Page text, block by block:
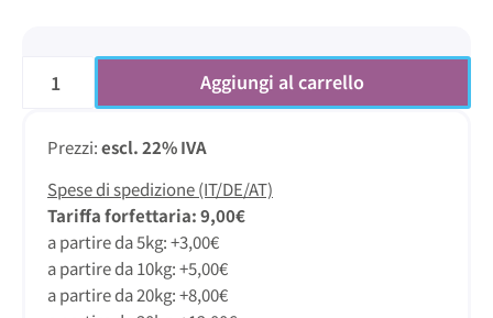
Aggiungi al carrello
Prezzi:escl. 22% IVA
Spese di spedizione (IT/DE/AT)
Tariffa forfettaria: 9,00€
a partire da 5kg: +3,00€
a partire da 10kg: +5,00€
a partire da 20kg: +8,00€